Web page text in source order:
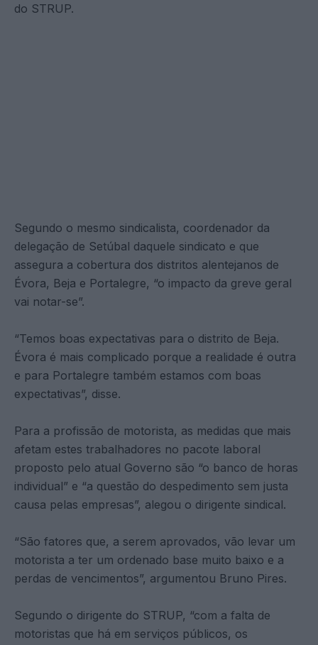
do STRUP.
Segundo o mesmo sindicalista, coordenador da
delegação de Setúbal daquele sindicato e que
assegura a cobertura dos distritos alentejanos de
Évora, Beja e Portalegre, “o impacto da greve geral
vai notar-se”.
“Temos boas expectativas para o distrito de Beja.
Évora é mais complicado porque a realidade é outra
e para Portalegre também estamos com boas
expectativas”, disse.
Para a profissão de motorista, as medidas que mais
afetam estes trabalhadores no pacote laboral
proposto pelo atual Governo são “o banco de horas
individual” e “a questão do despedimento sem justa
causa pelas empresas”, alegou o dirigente sindical.
“São fatores que, a serem aprovados, vão levar um
motorista a ter um ordenado base muito baixo e a
perdas de vencimentos”, argumentou Bruno Pires.
Segundo o dirigente do STRUP, “com a falta de
motoristas que há em serviços públicos, os